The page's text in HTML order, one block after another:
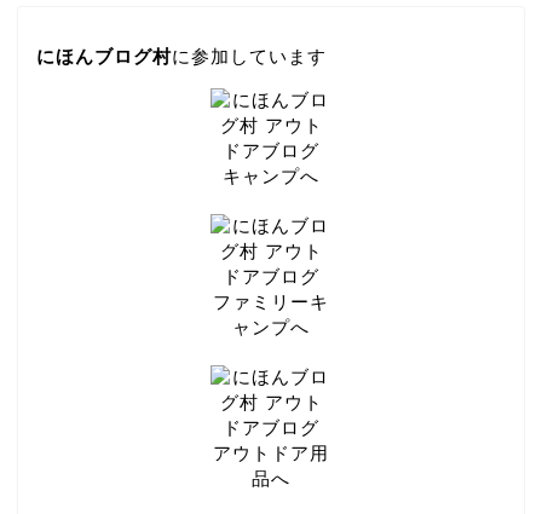
にほんブログ村に参加しています